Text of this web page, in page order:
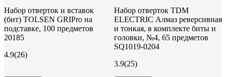
Набор отверток и вставок
(бит) TOLSEN GRIPro на
подставке, 100 предметов
20185
4.9(26)
Набор отверток TDM
ELECTRIC Алмаз реверсивная
и тонкая, в комплекте биты и
головки, №4, 65 предметов
SQ1019-0204
3.9(25)